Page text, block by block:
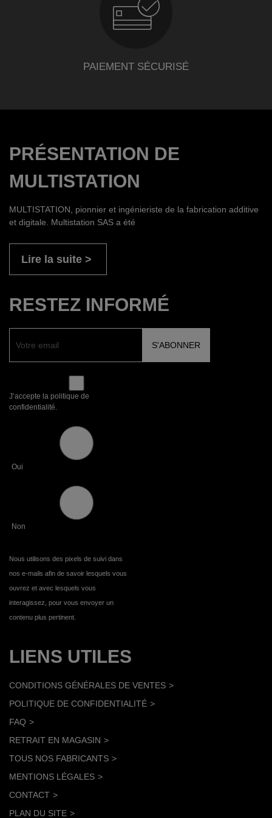
PAIEMENT SÉCURISÉ
PRÉSENTATION DE
MULTISTATION
MULTISTATION, pionnier et ingénieriste de la fabrication additive
et digitale. Multistation SAS a été
Lire la suite
RESTEZ INFORMÉ
J’accepte la politique de
confidentialité.
Oui
Non
Nous utilisons des pixels de suivi dans
nos e-mails afin de savoir lesquels vous
ouvrez et avec lesquels vous
interagissez, pour vous envoyer un
contenu plus pertinent.
LIENS UTILES
CONDITIONS GÉNÉRALES DE VENTES
POLITIQUE DE CONFIDENTIALITÉ
FAQ
RETRAIT EN MAGASIN
TOUS NOS FABRICANTS
MENTIONS LÉGALES
CONTACT
PLAN DU SITE